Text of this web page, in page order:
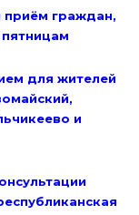
приём граждан,
для жителей
и